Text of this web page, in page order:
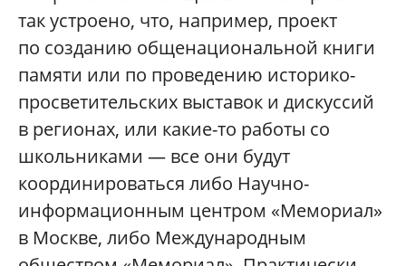
так устроено, что, например, проект
по созданию общенациональной книги
памяти или по проведению историко-
просветительских выставок и дискуссий
в регионах, или какие-то работы со
школьниками — все они будут
координироваться либо Научно-
информационным центром «Мемориал»
в Москве, либо Международным